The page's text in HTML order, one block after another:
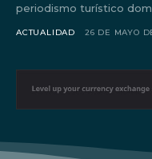
periodismo turístico
ACTUALIDAD 26 DE MAYO